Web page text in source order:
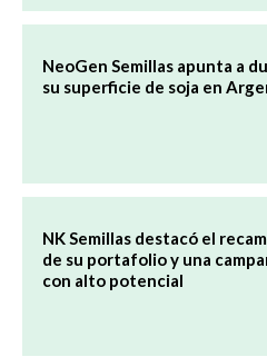
NeoGen Semillas apunta a
su superficie de soja en
NK Semillas destacó el
de su portafolio y una
con alto potencial